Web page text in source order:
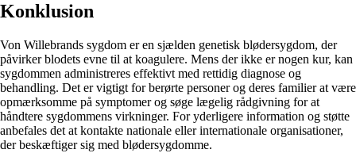
Konklusion
Von Willebrands sygdom er en sjælden genetisk blødersygdom, der
påvirker blodets evne til at koagulere. Mens der ikke er nogen kur, kan
sygdommen administreres effektivt med rettidig diagnose og
behandling. Det er vigtigt for berørte personer og deres familier at være
opmærksomme på symptomer og søge lægelig rådgivning for at
håndtere sygdommens virkninger. For yderligere information og støtte
anbefales det at kontakte nationale eller internationale organisationer,
der beskæftiger sig med blødersygdomme.